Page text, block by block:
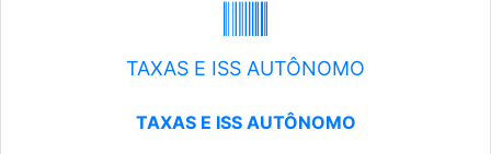
TAXAS E ISS AUTÔNOMO
TAXAS E ISS AUTÔNOMO